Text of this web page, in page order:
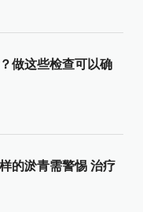
做这些检查可以确
的淤青需警惕 治疗